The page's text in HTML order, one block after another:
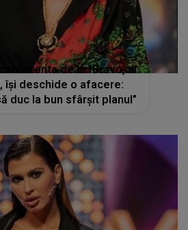
de la ”Bravo, ai
își deschide o afacere:
duc la bun sfârșit planul”